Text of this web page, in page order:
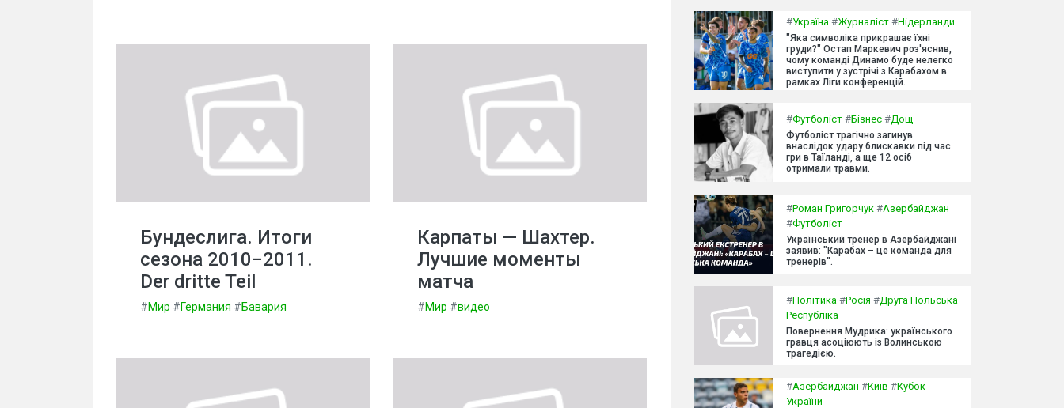
Бундеслига. Итоги
сезона 2010−2011.
Der dritte Teil
#Мир #Германия #Бавария
Карпаты — Шахтер.
Лучшие моменты
матча
#Мир #видео
#Україна #Журналіст #Нідерланди
"Яка символіка прикрашає їхні
груди?" Остап Маркевич роз'яснив,
чому команді Динамо буде нелегко
виступити у зустрічі з Карабахом в
рамках Ліги конференцій.
#Футболіст #Бізнес #Дощ
Футболіст трагічно загинув
внаслідок удару блискавки під час
гри в Таїланді, а ще 12 осіб
отримали травми.
#Роман Григорчук #Азербайджан
#Футболіст
Український тренер в Азербайджані
заявив: "Карабах – це команда для
тренерів".
#Політика #Росія #Друга Польська
Республіка
Повернення Мудрика: українського
гравця асоціюють із Волинською
трагедією.
#Азербайджан #Київ #Кубок
України